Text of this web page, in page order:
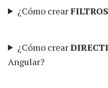
¿Cómo crear
¿Cómo crear
Angular?